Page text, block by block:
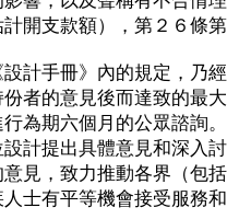
開支款額），第２６條
計手冊》內的規定，乃
者的意見後而達致的最
為期六個月的公眾諮詢
計提出具體意見和深入
意見，致力推動各界（包
士有平等機會接受服務